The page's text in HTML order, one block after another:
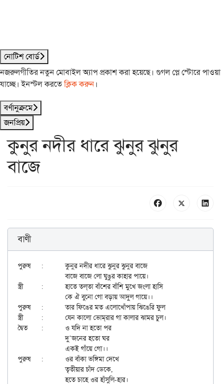
নোটিশ বোর্ড
নজরুলগীতির নতুন মোবাইল অ্যাপ প্রকাশ করা হয়েছে। গুগল প্লে স্টোরে পাওয়া
যাচ্ছে। ইনস্টল করতেক্লিক করুন।
বর্ণানুক্রমে
জনপ্রিয়
কুনুর নদীর ধারে ঝুনুর ঝুনুর
বাজে
বাণী
পুরুষ	:	কুনুর নদীর ধারে ঝুনুর ঝুনুর বাজে
		বাজে বাজে লো ঘুঙুর কাহার পায়ে।
স্ত্রী	:	হাতে তল্‌তা বাঁশের বাঁশি মুখে জংলা হাসি
পুরুষ	:	তার ফিঙের মত এলোখোঁপায় ঝিঙেরি ফুল
স্ত্রী	:	যেন কালো ভোম্‌রার গা কালার ঝামর চুল।
দ্বৈত	:	ও যদি না হতো পর
		দু’জনের হতো ঘর
পুরুষ	:	ওর বাঁকা ভঙ্গিমা দেখে
		তৃতীয়ার চাঁদ ডেকে,
		হতে চাহে ওর হাঁসুলি-হার।